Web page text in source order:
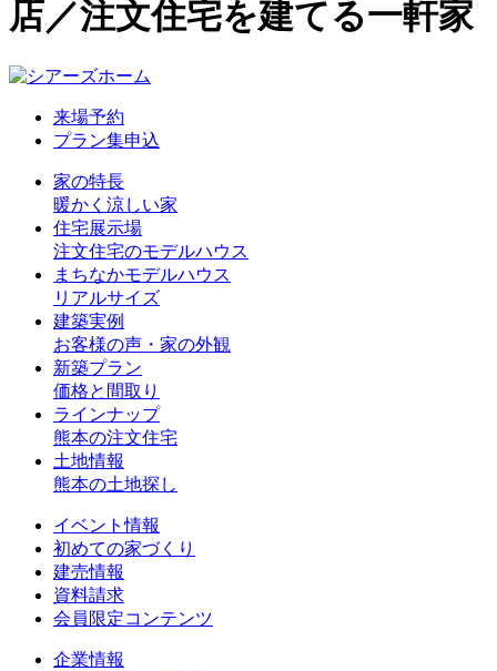
店／注文住宅を建てる一軒家
来場予約
プラン集申込
家の特長
暖かく涼しい家
住宅展示場
注文住宅のモデルハウス
まちなかモデルハウス
リアルサイズ
建築実例
お客様の声・家の外観
新築プラン
価格と間取り
ラインナップ
熊本の注文住宅
土地情報
熊本の土地探し
イベント情報
初めての家づくり
建売情報
資料請求
会員限定コンテンツ
企業情報